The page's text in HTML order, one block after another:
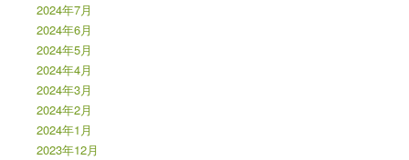
2024年7月
2024年6月
2024年5月
2024年4月
2024年3月
2024年2月
2024年1月
2023年12月